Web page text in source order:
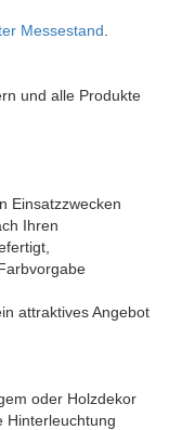
Messestand
und alle Produkte
Einsatzzwecken
Ihren
attraktives Angebot
oder Holzdekor
Hinterleuchtung